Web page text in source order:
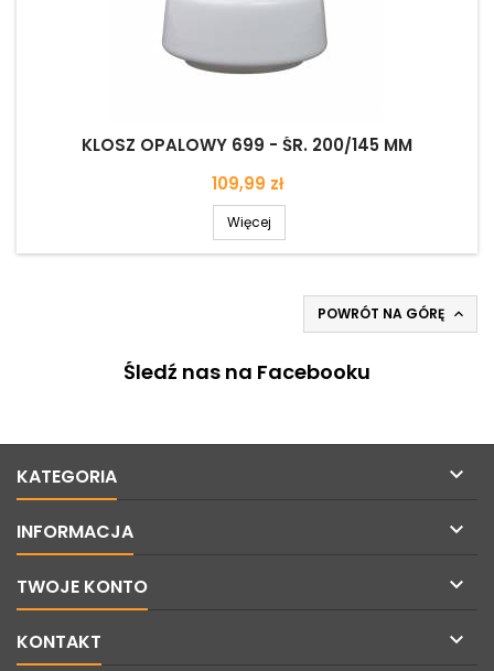
KLOSZ OPALOWY 699 - ŚR. 200/145 MM
Cena
109,99 zł
Więcej
POWRÓT NA GÓRĘ 
Śledź nas na Facebooku
KATEGORIA 
INFORMACJA 
TWOJE KONTO 
KONTAKT 